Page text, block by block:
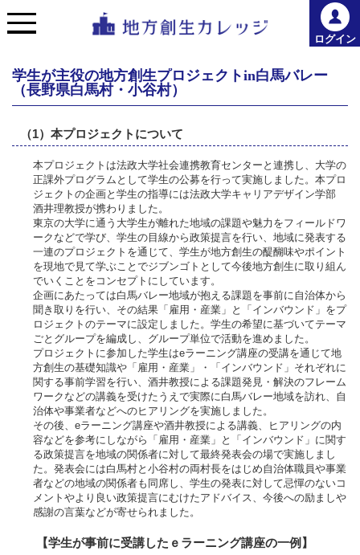
ログイン
学生が主役の地方創生プロジェクトin白馬バレー
（長野県白馬村・小谷村）
（1）本プロジェクトについて
本プロジェクトは法政大学社会連携教育センターと連携し、大学の
正課外プログラムとして学生の公募を行って実施しました。本プロ
ジェクトの企画と学生の指導には法政大学キャリアデザイン学部
酒井理教授が携わりました。
東京の大学に通う大学生が離れた地域の課題や魅力をフィールドワ
ークなどで学び、学生の目線から政策提言を行い、地域に発表する
一連のプロジェクトを通じて、学生が地方創生の醍醐味やポイント
を現地で見て学ぶことでジブンゴトとして今後地方創生に取り組ん
でいくことをコンセプトにしています。
企画にあたっては白馬バレー地域が抱える課題を事前に自治体から
聞き取りを行い、その結果「雇用・産業」と「インバウンド」をプ
ロジェクトのテーマに設定しました。学生の希望に基づいてテーマ
ごとグループを編成し、グループ単位で活動を進めました。
プロジェクトに参加した学生はeラーニング講座の受講を通じて地
方創生の基礎知識や「雇用・産業」・「インバウンド」それぞれに
関する事前学習を行い、酒井教授による課題発見・解決のフレーム
ワークなどの講義を受けたうえで実際に白馬バレー地域を訪れ、自
治体や事業者などへのヒアリングを実施しました。
その後、eラーニング講座や酒井教授による講義、ヒアリングの内
容などを参考にしながら「雇用・産業」と「インバウンド」に関す
る政策提言を地域の関係者に対して最終発表会の場で実施しまし
た。発表会には白馬村と小谷村の両村長をはじめ自治体職員や事業
者などの地域の関係者も同席し、学生の発表に対して忌憚のないコ
メントやより良い政策提言にむけたアドバイス、今後への励ましや
感謝の言葉などが寄せられました。
【学生が事前に受講したｅラーニング講座の一例】